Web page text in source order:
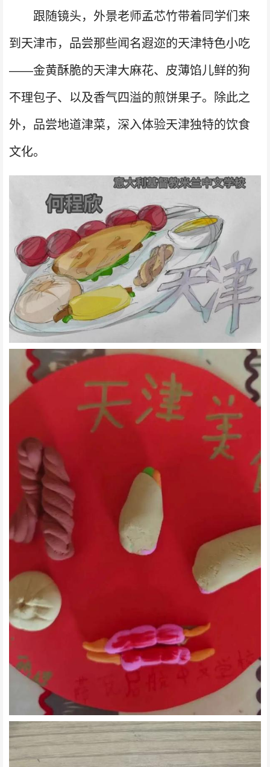
跟随镜头，外景老师孟芯竹带着同学们来
到天津市，品尝那些闻名遐迩的天津特色小吃
——金黄酥脆的天津大麻花、皮薄馅儿鲜的狗
不理包子、以及香气四溢的煎饼果子。除此之
外，品尝地道津菜，深入体验天津独特的饮食
文化。